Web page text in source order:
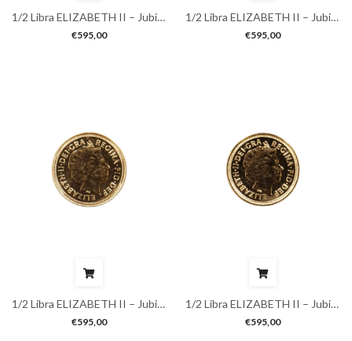
1/2 Libra ELIZABETH II – Jubileu
€595,00
1/2 Libra ELIZABETH II – Jubileu
€595,00
1/2 Libra ELIZABETH II – Jubileu
€595,00
1/2 Libra ELIZABETH II – Jubileu
€595,00